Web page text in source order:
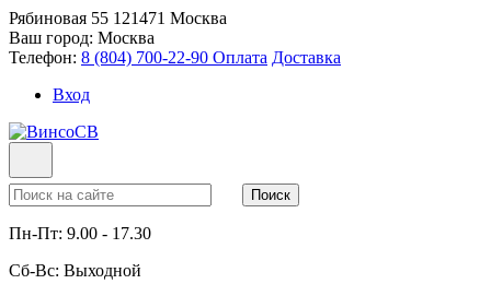
Рябиновая 55 121471 Москва
Ваш город: Москва
Телефон: 8 (804) 700-22-90 Оплата Доставка
Вход
Поиск
Пн-Пт: 9.00 - 17.30
Сб-Вс: Выходной